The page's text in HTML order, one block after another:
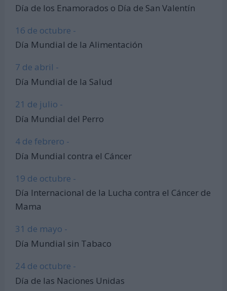
Día de los Enamorados o Día de San Valentín
16 de octubre -
Día Mundial de la Alimentación
7 de abril -
Día Mundial de la Salud
21 de julio -
Día Mundial del Perro
4 de febrero -
Día Mundial contra el Cáncer
19 de octubre -
Día Internacional de la Lucha contra el Cáncer de
Mama
31 de mayo -
Día Mundial sin Tabaco
24 de octubre -
Día de las Naciones Unidas